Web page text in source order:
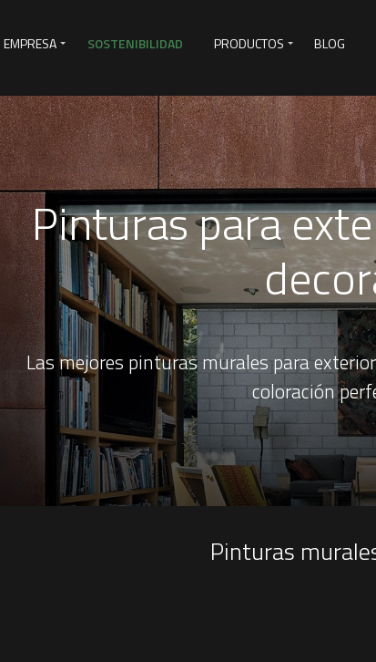
EMPRESA SOSTENIBILIDAD PRODUCTOS BLOG
SERVICIOS DE VENTAS VI&D
Pinturas para
Las mejores pinturas murales para
coloración
Pinturas